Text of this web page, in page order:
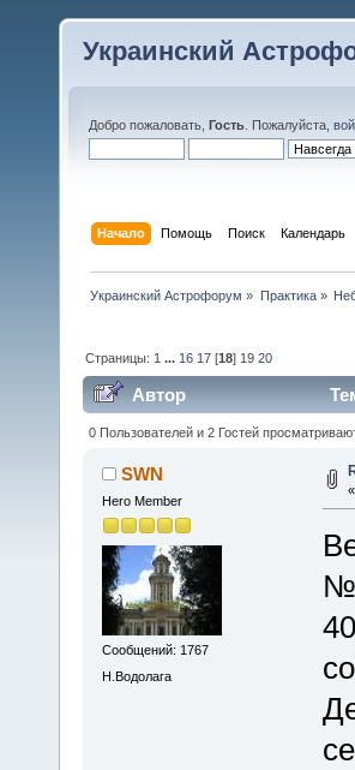
Украинский
Добро пожаловать, Гость . Пожалуйста,
Начало Помощь Поиск Календарь
Украинский Астрофорум » Практика»
Страницы: 1 ... 16 17 [18] 19 20
Автор
0 Пользователей и 2 Гостей
SWN
Hero Member
Сообщений: 1767
Н.Водолага
«